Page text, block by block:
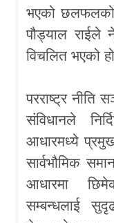
भएको छलफलको
पौड्याल राईले
विचलित भएको
परराष्ट्र
संविधानले
आधारमध्ये
सार्वभौमिक
आधारमा
सम्बन्धलाई